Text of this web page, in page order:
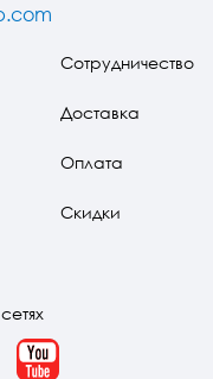
Сотрудничество
Доставка
Оплата
Скидки
YouTube